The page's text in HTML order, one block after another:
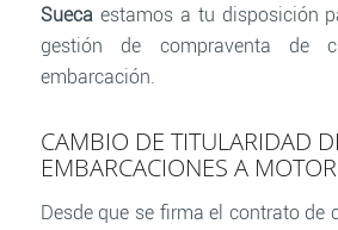
Sueca estamos a tu disposición
gestión de compraventa de
embarcación.
CAMBIO DE TITULARIDAD
EMBARCACIONES A
Desde que se firma el contrato de